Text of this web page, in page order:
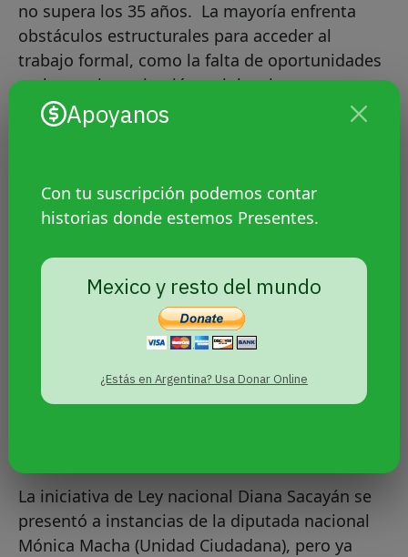
Apoyanos
Con tu suscripción podemos contar
historias donde estemos Presentes.
Mexico y resto del mundo
¿Estás en Argentina? Usa Donar Online
no supera los 35 años. La mayoría enfrenta
obstáculos estructurales para acceder al
trabajo formal, como la falta de oportunidades
reales, estigmatización y violencia.
La iniciativa de Ley nacional Diana Sacayán se
presentó a instancias de la diputada nacional
Mónica Macha (Unidad Ciudadana), pero ya